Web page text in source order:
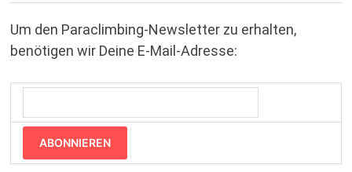
Um den Paraclimbing-Newsletter zu erhalten,
benötigen wir Deine E-Mail-Adresse:
ABONNIEREN